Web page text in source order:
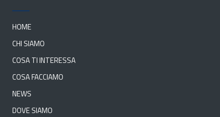
HOME
CHI SIAMO
COSA TI INTERESSA
COSA FACCIAMO
NEWS
DOVE SIAMO